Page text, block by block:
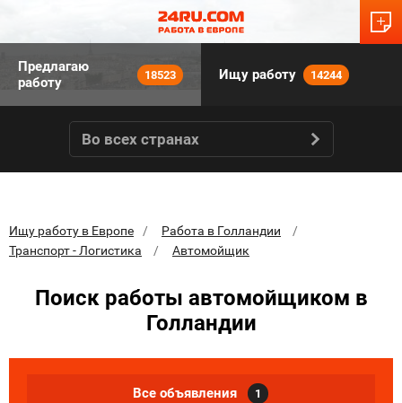
Предлагаю
работу
18523 Ищу работу 14244
Во всех странах
Ищу работу в Европе
Работа в Голландии
Транспорт - Логистика
Автомойщик
Поиск работы автомойщиком в
Голландии
Все объявления 1